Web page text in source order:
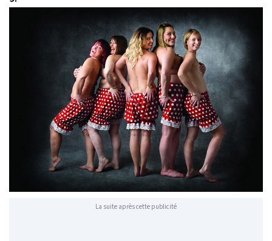
La suite après cette publicité